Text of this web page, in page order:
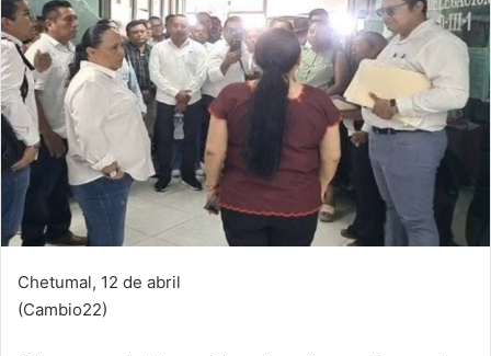
Chetumal, 12 de abril
(Cambio22)